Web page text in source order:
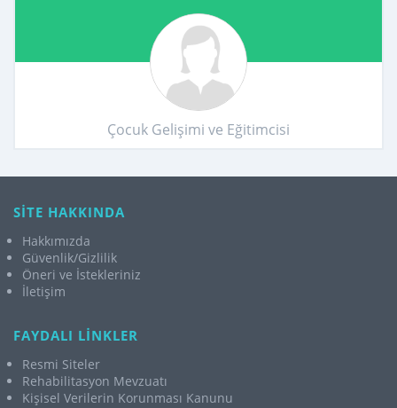
Çocuk Gelişimi ve Eğitimcisi
SİTE HAKKINDA
Hakkımızda
Güvenlik/Gizlilik
Öneri ve İstekleriniz
İletişim
FAYDALI LİNKLER
Resmi Siteler
Rehabilitasyon Mevzuatı
Kişisel Verilerin Korunması Kanunu